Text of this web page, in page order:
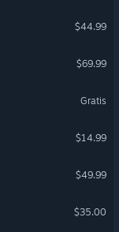
$44.99
$69.99
Gratis
$14.99
$49.99
$35.00